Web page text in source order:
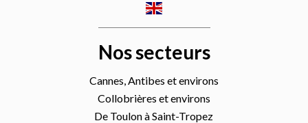
Nos secteurs
Cannes, Antibes et environs
Collobrières et environs
De Toulon à Saint-Tropez